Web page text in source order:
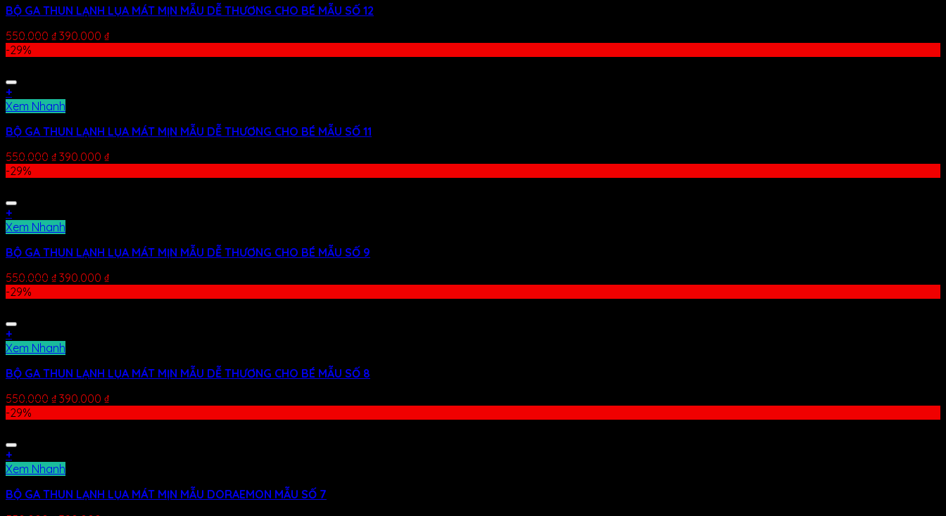
BỘ GA THUN LẠNH LỤA MÁT MỊN MẪU DỄ THƯƠNG CHO BÉ MẪU SỐ 12
550.000 ₫ 390.000 ₫
-29%
+
Xem Nhanh
BỘ GA THUN LẠNH LỤA MÁT MỊN MẪU DỄ THƯƠNG CHO BÉ MẪU SỐ 11
550.000 ₫ 390.000 ₫
-29%
+
Xem Nhanh
BỘ GA THUN LẠNH LỤA MÁT MỊN MẪU DỄ THƯƠNG CHO BÉ MẪU SỐ 9
550.000 ₫ 390.000 ₫
-29%
+
Xem Nhanh
BỘ GA THUN LẠNH LỤA MÁT MỊN MẪU DỄ THƯƠNG CHO BÉ MẪU SỐ 8
550.000 ₫ 390.000 ₫
-29%
+
Xem Nhanh
BỘ GA THUN LẠNH LỤA MÁT MỊN MẪU DORAEMON MẪU SỐ 7